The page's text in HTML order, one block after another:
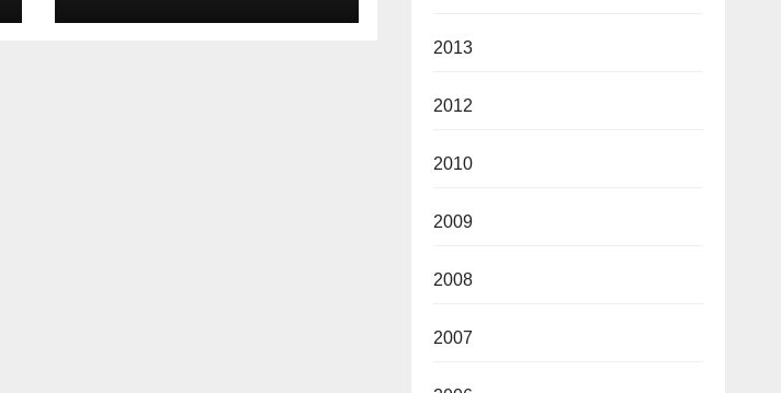
evenimentul
2013
2012
2010
2009
2008
2007